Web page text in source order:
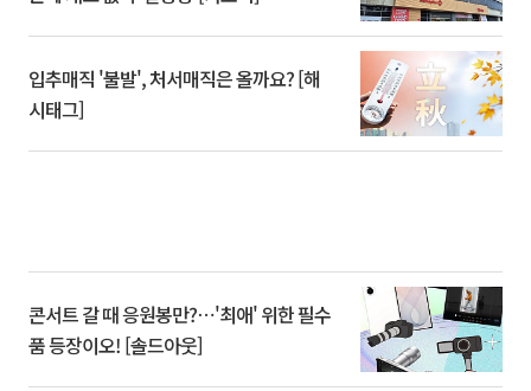
입추매직 '불발', 처서매직은 올까요? [해
시태그]
콘서트 갈 때 응원봉만?⋯'최애' 위한 필수
품 등장이오! [솔드아웃]